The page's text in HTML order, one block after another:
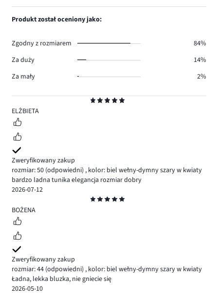
5
ELŻBIETA
Zweryfikowany zakup
rozmiar: 50 (odpowiedni) , kolor: biel wełny-dymny szary w kwiaty
bardzo ladna tunika elegancja rozmiar dobry
2026-07-12
5
BOŻENA
Zweryfikowany zakup
rozmiar: 44 (odpowiedni) , kolor: biel wełny-dymny szary w kwiaty
Ładna, lekka bluzka, nie gniecie się
2026-05-10
1,
Produkt został oceniony jako:
Zgodny z rozmiarem
84%
Za duży
14%
Za mały
2%